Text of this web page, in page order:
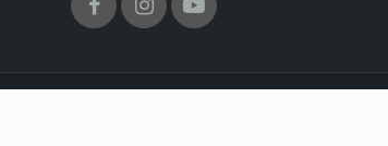
FacebookInstagram
Youtube